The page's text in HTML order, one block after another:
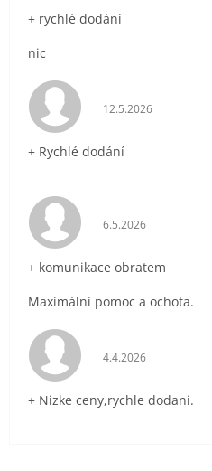
+ rychlé dodání
nic
Hodnocení
12.5.2026
+ Rychlé dodání
Hodnocení
6.5.2026
+ komunikace obratem
Maximální pomoc a ochota.
Hodnocení
4.4.2026
+ Nizke ceny,rychle dodani.